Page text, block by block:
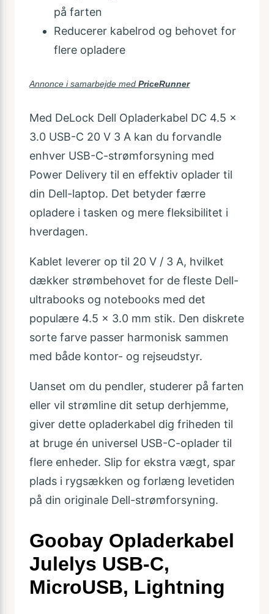
på farten
Reducerer kabelrod og behovet for
flere opladere
Annonce i samarbejde med PriceRunner
Med DeLock Dell Opladerkabel DC 4.5 x
3.0 USB-C 20 V 3 A kan du forvandle
enhver USB-C-strømforsyning med
Power Delivery til en effektiv oplader til
din Dell-laptop. Det betyder færre
opladere i tasken og mere fleksibilitet i
hverdagen.
Kablet leverer op til 20 V / 3 A, hvilket
dækker strømbehovet for de fleste Dell-
ultrabooks og notebooks med det
populære 4.5 × 3.0 mm stik. Den diskrete
sorte farve passer harmonisk sammen
med både kontor- og rejseudstyr.
Uanset om du pendler, studerer på farten
eller vil strømline dit setup derhjemme,
giver dette opladerkabel dig friheden til
at bruge én universel USB-C-oplader til
flere enheder. Slip for ekstra vægt, spar
plads i rygsækken og forlæng levetiden
på din originale Dell-strømforsyning.
Goobay Opladerkabel
Julelys USB-C,
MicroUSB, Lightning